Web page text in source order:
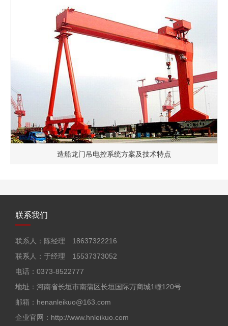
门坐式起重机电控系统方
联系我们
联系人：陈经理 18637322216
联系人：于经理 15537373052
电话：0373-8522777
地址：河南省长垣市南蒲区长垣国际万商城1幢120号
邮箱：henanleikuo@163.com
企业官网：http://www.hnleikuo.com